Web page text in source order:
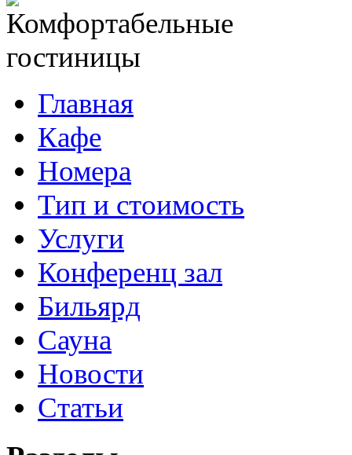
Главная
Кафе
Номера
Тип и стоимость
Услуги
Конференц зал
Бильярд
Сауна
Новости
Статьи